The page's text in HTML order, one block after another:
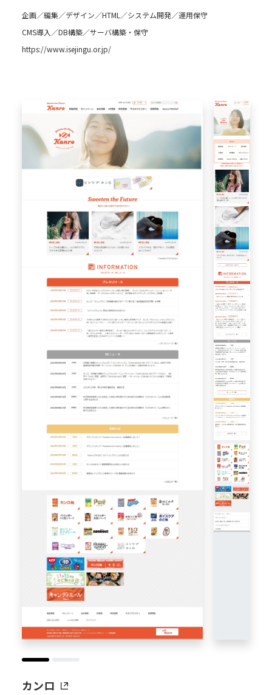
企画／編集／デザイン／HTML／システム開発／運用保守
CMS導入／DB構築／サーバ構築・保守
https://www.isejingu.or.jp/
カンロ